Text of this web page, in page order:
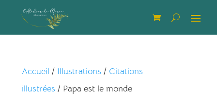
Accueil / Illustrations / Citations
illustrées / Papa est le monde